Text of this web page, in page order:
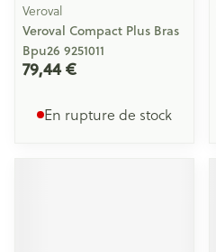
Veroval
Veroval Compact Plus Bras
Bpu26 9251011
79,44 €
En rupture de stock